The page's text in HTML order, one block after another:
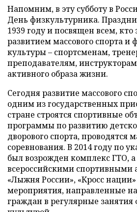
Напомним, в эту субботу в
День физкультурника.
1939 году и посвящен всем, кто
развитием массового спорта и
культуры – спортсменам,
преподавателям,
активного образа жизни.
Сегодня развитие массового
одним из государственных
стране строятся спортивные
программы по развитию
дворового спорта, проводятся
соревнования. В 2014 году по
был возрожден комплекс ГТО,
всероссийскими спортивными
«Лыжня России», «Кросс
мероприятия, направленные
граждан в регулярные занятия